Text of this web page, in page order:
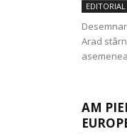
EDITORIAL
Arad
AM